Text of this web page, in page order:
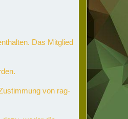
Das Mitglied
von rag-